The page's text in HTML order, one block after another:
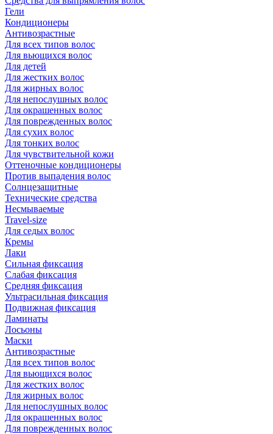
Гели
Кондиционеры
Антивозрастные
Для всех типов волос
Для вьющихся волос
Для детей
Для жестких волос
Для жирных волос
Для непослушных волос
Для окрашенных волос
Для поврежденных волос
Для сухих волос
Для тонких волос
Для чувствительной кожи
Оттеночные кондиционеры
Против выпадения волос
Солнцезащитные
Технические средства
Несмываемые
Travel-size
Для седых волос
Кремы
Лаки
Сильная фиксация
Слабая фиксация
Средняя фиксация
Ультрасильная фиксация
Подвижная фиксация
Ламинаты
Лосьоны
Маски
Антивозрастные
Для всех типов волос
Для вьющихся волос
Для жестких волос
Для жирных волос
Для непослушных волос
Для окрашенных волос
Для поврежденных волос